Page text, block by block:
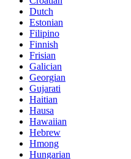
Dutch
Estonian
Filipino
Finnish
Frisian
Galician
Georgian
Gujarati
Haitian
Hausa
Hawaiian
Hebrew
Hmong
Hungarian